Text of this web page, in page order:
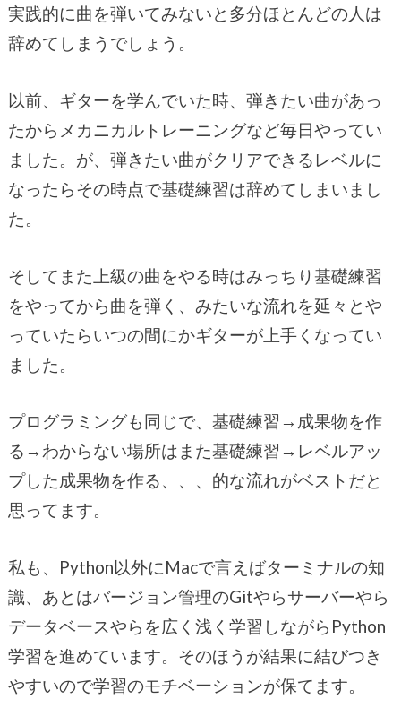
実践的に曲を弾いてみないと多分ほとんどの人は
辞めてしまうでしょう。
以前、ギターを学んでいた時、弾きたい曲があっ
たからメカニカルトレーニングなど毎日やってい
ました。が、弾きたい曲がクリアできるレベルに
なったらその時点で基礎練習は辞めてしまいまし
た。
そしてまた上級の曲をやる時はみっちり基礎練習
をやってから曲を弾く、みたいな流れを延々とや
っていたらいつの間にかギターが上手くなってい
ました。
プログラミングも同じで、基礎練習→成果物を作
る→わからない場所はまた基礎練習→レベルアッ
プした成果物を作る、、、的な流れがベストだと
思ってます。
私も、Python以外にMacで言えばターミナルの知
識、あとはバージョン管理のGitやらサーバーやら
データベースやらを広く浅く学習しながらPython
学習を進めています。そのほうが結果に結びつき
やすいので学習のモチベーションが保てます。